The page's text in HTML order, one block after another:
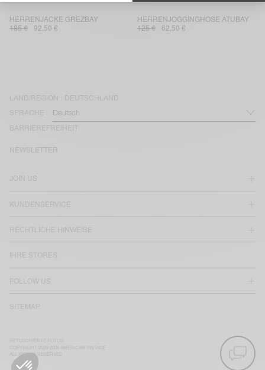
HERRENJACKE GREZBAY
185 €
92,50 €
HERRENJOGGINGHOSE ATUBAY
125 €
62,50 €
LAND/REGION : DEUTSCHLAND
SPRACHE :
BARRIEREFREIHEIT
JOIN US
KUNDENSERVICE
RECHTLICHE HINWEISE
IHRE STORES
FOLLOW US
SITEMAP
NEWSLETTER
COPYRIGHT 2025-2026 AMERICAN VINTAGE
ALL RIGHTS RESERVED